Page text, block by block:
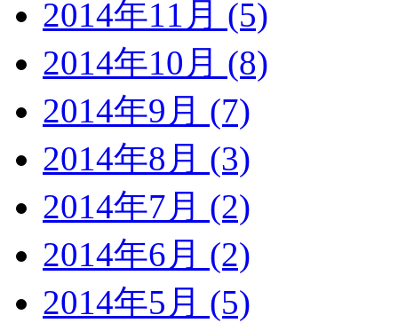
2014年11月 (5)
2014年10月 (8)
2014年9月 (7)
2014年8月 (3)
2014年7月 (2)
2014年6月 (2)
2014年5月 (5)